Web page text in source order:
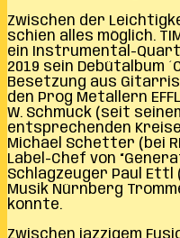
Zwischen der
schien alles möglich.
ein Instrumental-
2019 sein Debütalbum
Besetzung aus
den Prog Metallern
W. Schmuck (seit
entsprechenden
Michael Schetter (bei
Label-Chef von
Schlagzeuger Paul
Musik Nürnberg
konnte.
Zwischen jazzigem